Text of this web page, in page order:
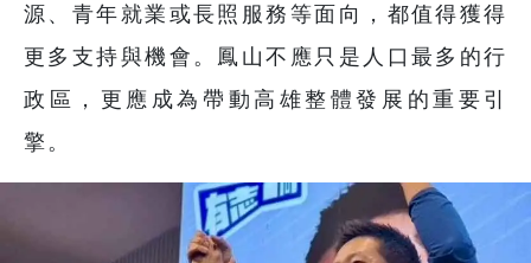
源、青年就業或長照服務等面向，都值得獲得
更多支持與機會。鳳山不應只是人口最多的行
政區，更應成為帶動高雄整體發展的重要引
擎。